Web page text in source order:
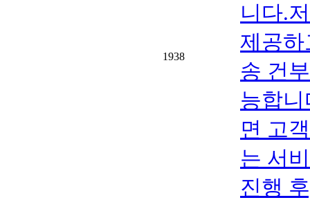
1938
니다.
제공하
송 건
능합
면 고
는 서
진행